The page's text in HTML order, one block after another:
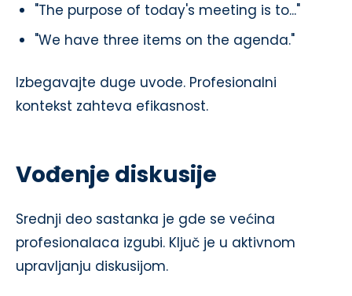
"The purpose of today's meeting is to..."
"We have three items on the agenda."
Izbegavajte duge uvode. Profesionalni
kontekst zahteva efikasnost.
Vođenje diskusije
Srednji deo sastanka je gde se većina
profesionalaca izgubi. Ključ je u aktivnom
upravljanju diskusijom.